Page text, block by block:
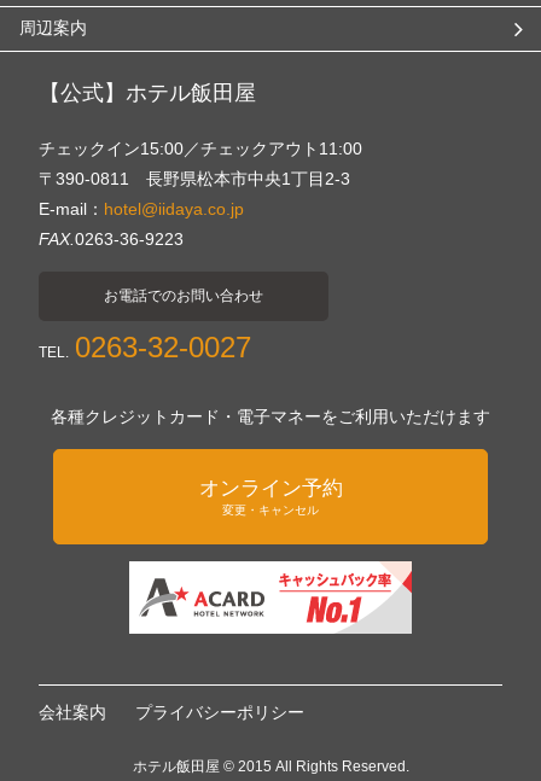
周辺案内
【公式】ホテル飯田屋
チェックイン15:00／チェックアウト11:00
〒390-0811 長野県松本市中央1丁目2-3
E-mail： hotel@iidaya.co.jp
FAX.0263-36-9223
お電話でのお問い合わせ
TEL. 0263-32-0027
各種クレジットカード・電子マネーをご利用いただけます
オンライン予約
変更・キャンセル
会社案内 プライバシーポリシー
ホテル飯田屋 © 2015 All Rights Reserved.